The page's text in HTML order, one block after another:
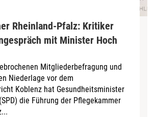
Rheinland-Pfalz: Kritiker
mit Minister Hoch
Mitgliederbefragung und
Niederlage vor dem
Koblenz hat Gesundheitsminister
die Führung der Pflegekammer